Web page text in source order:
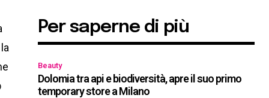
Per saperne di più
Beauty
Dolomia tra api e biodiversità, apre il suo primo
temporary store a Milano